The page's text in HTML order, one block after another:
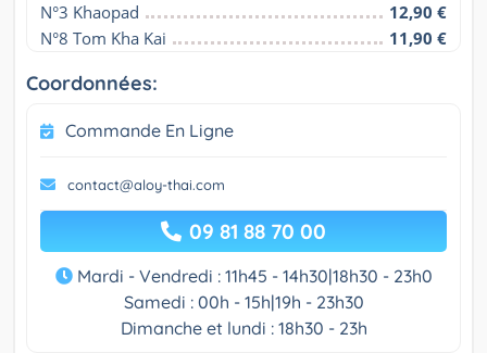
N°3 Khaopad
12,90 €
N°8 Tom Kha Kai
11,90 €
Coordonnées:
Commande En Ligne
contact@aloy-thai.com
09 81 88 70 00
Mardi - Vendredi : 11h45 - 14h30|18h30 - 23h0
Samedi : 00h - 15h|19h - 23h30
Dimanche et lundi : 18h30 - 23h